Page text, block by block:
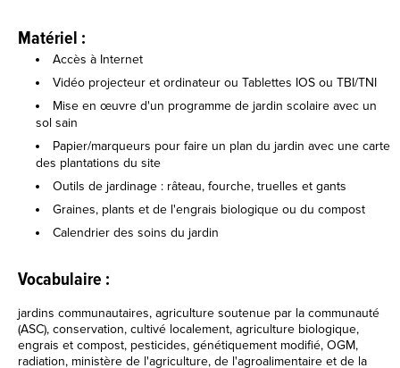
Matériel :
Accès à Internet
Vidéo projecteur et ordinateur ou Tablettes IOS ou TBI/TNI
Mise en œuvre d'un programme de jardin scolaire avec un
sol sain
Papier/marqueurs pour faire un plan du jardin avec une carte
des plantations du site
Outils de jardinage : râteau, fourche, truelles et gants
Graines, plants et de l'engrais biologique ou du compost
Calendrier des soins du jardin
Vocabulaire :
jardins communautaires, agriculture soutenue par la communauté
(ASC), conservation, cultivé localement, agriculture biologique,
engrais et compost, pesticides, génétiquement modifié, OGM,
radiation, ministère de l'agriculture, de l'agroalimentaire et de la